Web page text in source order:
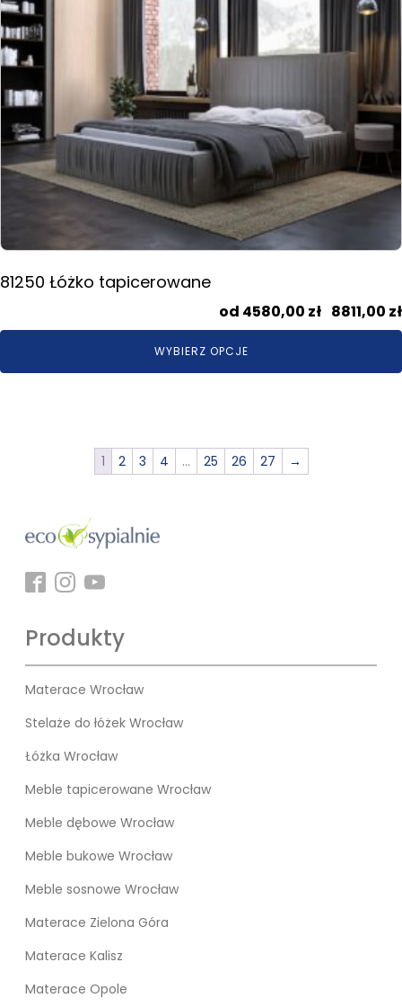
81250 Łóżko tapicerowane
4580,00 zł 8811,00 zł
WYBIERZ OPCJE
produkt
ma
wiele
wariantów.
Opcje
można
wybrać
na
stronie
produktu
1 2 3 4 … 25 26 27 →
Produkty
Materace Wrocław
Stelaże do łóżek Wrocław
Łóżka Wrocław
Meble tapicerowane Wrocław
Meble dębowe Wrocław
Meble bukowe Wrocław
Meble sosnowe Wrocław
Materace Zielona Góra
Materace Kalisz
Materace Opole